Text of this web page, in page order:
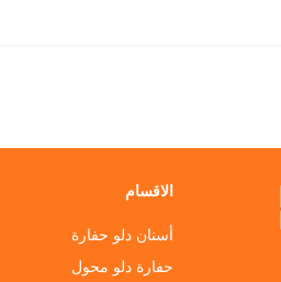
الاقسام
أسنان دلو حفارة
حفارة دلو محول